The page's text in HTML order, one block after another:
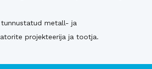
tunnustatud metall- ja
projekteerija ja tootja.